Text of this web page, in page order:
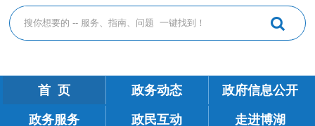
首 页 政务动态 政府信息公开
政务服务 政民互动 走进博湖